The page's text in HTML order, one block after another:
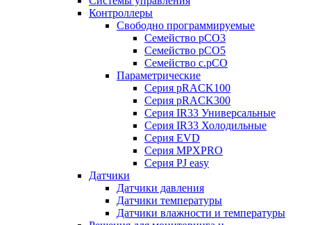
Контроллеры
Свободно программируемые
Семейство pCO3
Семейство pCO5
Семейство c.pCO
Параметрические
Серия pRACK100
Серия pRACK300
Серия IR33 Универсальные
Серия IR33 Холодильные
Серия EVD
Серия MPXPRO
Серия PJ easy
Датчики
Датчики давления
Датчики температуры
Датчики влажности и температуры